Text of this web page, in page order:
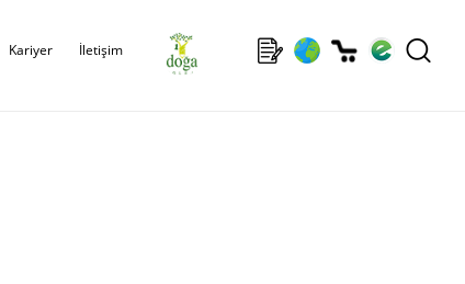
Kariyer İletişim